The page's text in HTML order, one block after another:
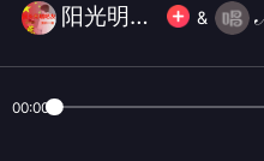
阳光明媚姐🐉💯✅᭄₆🕊❤️ &
00:00